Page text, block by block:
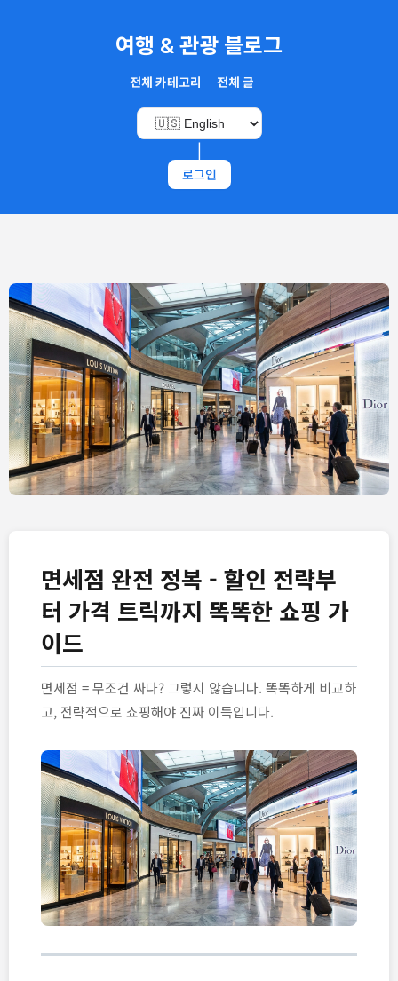
여행 & 관광 블로그
전체 카테고리 전체 글
로그인
면세점 완전 정복 - 할인 전략부
터 가격 트릭까지 똑똑한 쇼핑 가
이드
면세점 = 무조건 싸다? 그렇지 않습니다. 똑똑하게 비교하
고, 전략적으로 쇼핑해야 진짜 이득입니다.